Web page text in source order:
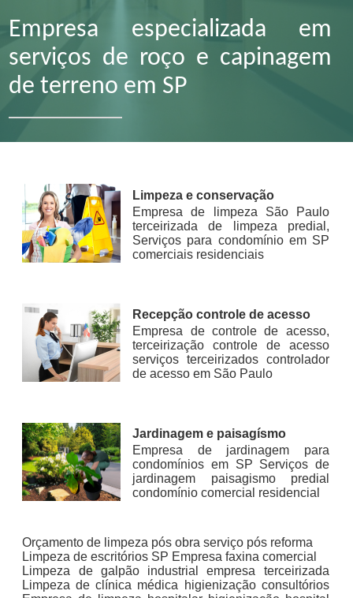
Empresa especializada em
serviços de roço e capinagem
de terreno em SP
Limpeza e conservação
Empresa de limpeza São Paulo
terceirizada de limpeza predial,
Serviços para condomínio em SP
comerciais residenciais
Recepção controle de acesso
Empresa de controle de acesso,
terceirização controle de acesso
serviços terceirizados controlador
de acesso em São Paulo
Jardinagem e paisagísmo
Empresa de jardinagem para
condomínios em SP Serviços de
jardinagem paisagismo predial
condomínio comercial residencial
Orçamento de limpeza pós obra serviço pós reforma
Limpeza de escritórios SP Empresa faxina comercial
Limpeza de galpão industrial empresa terceirizada
Limpeza de clínica médica higienização consultórios